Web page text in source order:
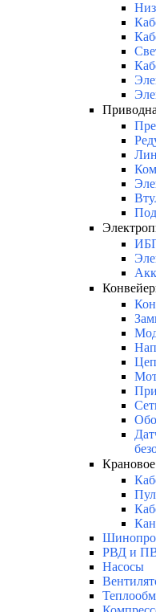
РВД и
Насосы